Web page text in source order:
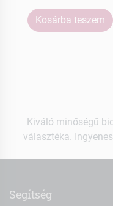
Kosárba teszem
Kiváló minőségű
választéka.
Segítség